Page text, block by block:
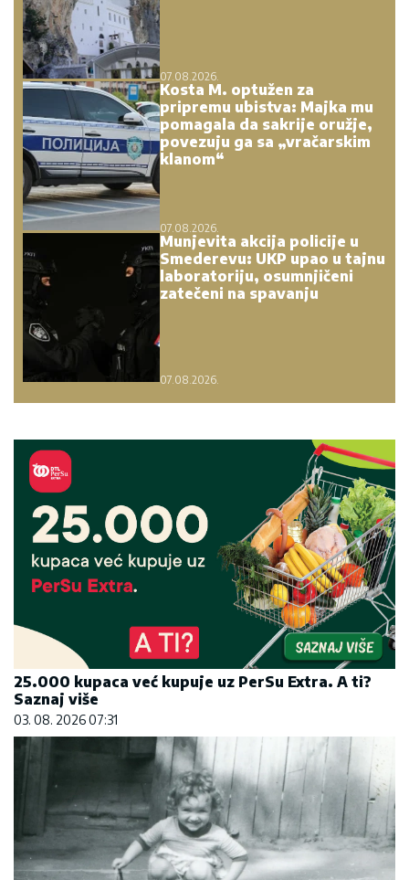
07.08.2026.
Kosta M. optužen za
pripremu ubistva: Majka mu
pomagala da sakrije oružje,
povezuju ga sa „vračarskim
klanom“
07.08.2026.
Munjevita akcija policije u
Smederevu: UKP upao u tajnu
laboratoriju, osumnjičeni
zatečeni na spavanju
07.08.2026.
25.000 kupaca već kupuje uz PerSu Extra. A ti?
Saznaj više
03. 08. 2026 07:31